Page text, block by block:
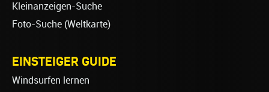
Kleinanzeigen-Suche
Foto-Suche (Weltkarte)
EINSTEIGER GUIDE
Windsurfen lernen